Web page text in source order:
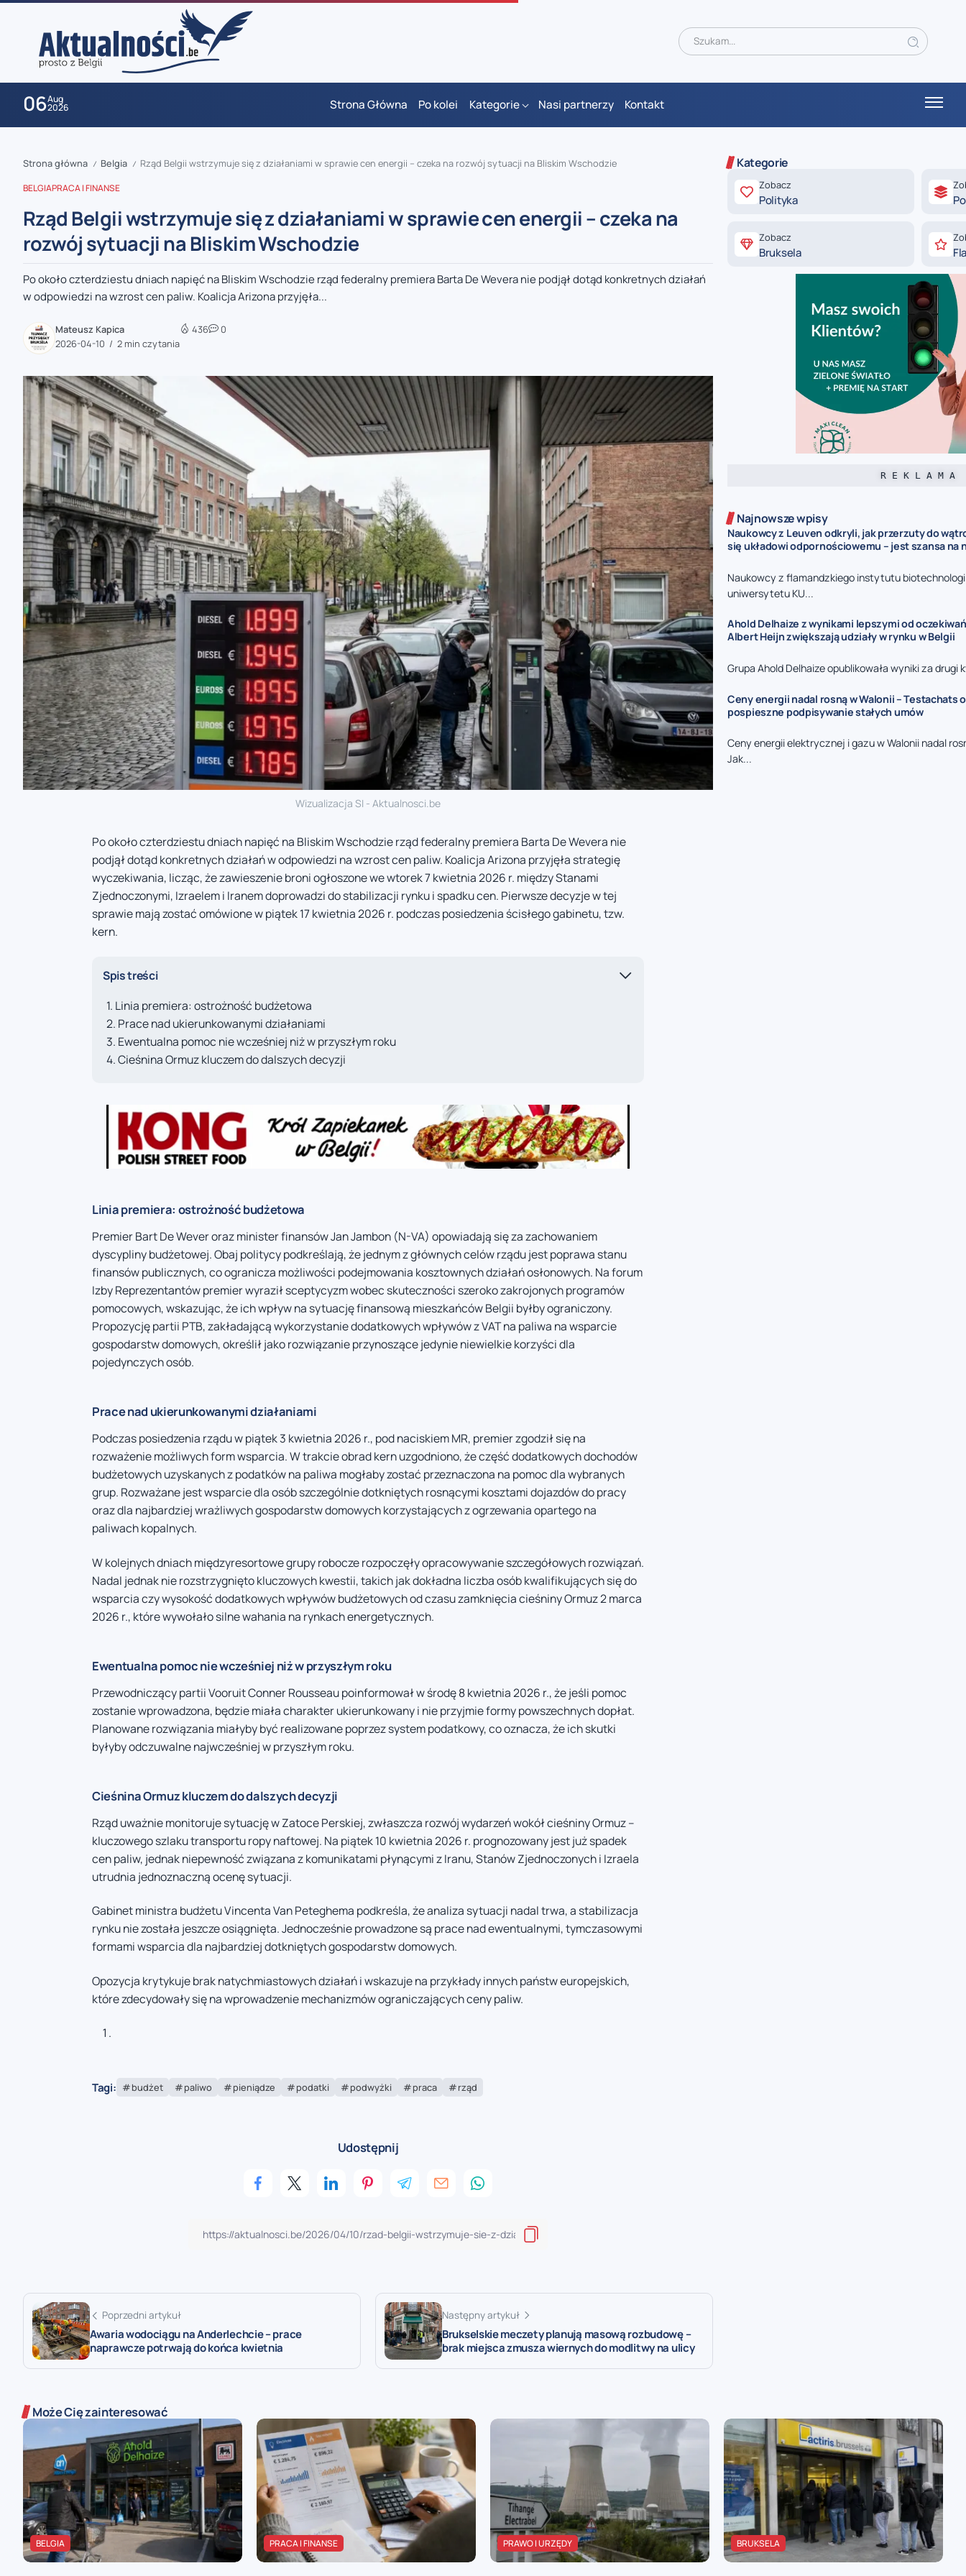
06Aug
2026 Strona Główna Po kolei Kategorie Nasi partnerzy Kontakt
zaobserwuj nas
zaobserwuj nas
zaobserwuj nas
zaobserwuj nas
zaobserwuj nas
Strona główna / Belgia / Rząd Belgii wstrzymuje się z działaniami w sprawie cen energii – czeka na rozwój sytuacji na Bliskim Wschodzie
BELGIAPRACA I FINANSE
Rząd Belgii wstrzymuje się z działaniami w sprawie cen energii – czeka na
rozwój sytuacji na Bliskim Wschodzie
Po około czterdziestu dniach napięć na Bliskim Wschodzie rząd federalny premiera Barta De Wevera nie podjął dotąd konkretnych działań
w odpowiedzi na wzrost cen paliw. Koalicja Arizona przyjęła...
Mateusz Kapica
2026-04-10
2 min czytania
436 0
Wizualizacja SI - Aktualnosci.be
Po około czterdziestu dniach napięć na Bliskim Wschodzie rząd federalny premiera Barta De Wevera nie
podjął dotąd konkretnych działań w odpowiedzi na wzrost cen paliw. Koalicja Arizona przyjęła strategię
wyczekiwania, licząc, że zawieszenie broni ogłoszone we wtorek 7 kwietnia 2026 r. między Stanami
Zjednoczonymi, Izraelem i Iranem doprowadzi do stabilizacji rynku i spadku cen. Pierwsze decyzje w tej
sprawie mają zostać omówione w piątek 17 kwietnia 2026 r. podczas posiedzenia ścisłego gabinetu, tzw.
kern.
Spis treści
Linia premiera: ostrożność budżetowa
Prace nad ukierunkowanymi działaniami
Ewentualna pomoc nie wcześniej niż w przyszłym roku
Cieśnina Ormuz kluczem do dalszych decyzji
Linia premiera: ostrożność budżetowa
Premier Bart De Wever oraz minister finansów Jan Jambon (N-VA) opowiadają się za zachowaniem
dyscypliny budżetowej. Obaj politycy podkreślają, że jednym z głównych celów rządu jest poprawa stanu
finansów publicznych, co ogranicza możliwości podejmowania kosztownych działań osłonowych. Na forum
Izby Reprezentantów premier wyraził sceptycyzm wobec skuteczności szeroko zakrojonych programów
pomocowych, wskazując, że ich wpływ na sytuację finansową mieszkańców Belgii byłby ograniczony.
Propozycję partii PTB, zakładającą wykorzystanie dodatkowych wpływów z VAT na paliwa na wsparcie
gospodarstw domowych, określił jako rozwiązanie przynoszące jedynie niewielkie korzyści dla
pojedynczych osób.
Prace nad ukierunkowanymi działaniami
Podczas posiedzenia rządu w piątek 3 kwietnia 2026 r., pod naciskiem MR, premier zgodził się na
rozważenie możliwych form wsparcia. W trakcie obrad kern uzgodniono, że część dodatkowych dochodów
budżetowych uzyskanych z podatków na paliwa mogłaby zostać przeznaczona na pomoc dla wybranych
grup. Rozważane jest wsparcie dla osób szczególnie dotkniętych rosnącymi kosztami dojazdów do pracy
oraz dla najbardziej wrażliwych gospodarstw domowych korzystających z ogrzewania opartego na
paliwach kopalnych.
W kolejnych dniach międzyresortowe grupy robocze rozpoczęły opracowywanie szczegółowych rozwiązań.
Nadal jednak nie rozstrzygnięto kluczowych kwestii, takich jak dokładna liczba osób kwalifikujących się do
wsparcia czy wysokość dodatkowych wpływów budżetowych od czasu zamknięcia cieśniny Ormuz 2 marca
2026 r., które wywołało silne wahania na rynkach energetycznych.
Ewentualna pomoc nie wcześniej niż w przyszłym roku
Przewodniczący partii Vooruit Conner Rousseau poinformował w środę 8 kwietnia 2026 r., że jeśli pomoc
zostanie wprowadzona, będzie miała charakter ukierunkowany i nie przyjmie formy powszechnych dopłat.
Planowane rozwiązania miałyby być realizowane poprzez system podatkowy, co oznacza, że ich skutki
byłyby odczuwalne najwcześniej w przyszłym roku.
Cieśnina Ormuz kluczem do dalszych decyzji
Rząd uważnie monitoruje sytuację w Zatoce Perskiej, zwłaszcza rozwój wydarzeń wokół cieśniny Ormuz –
kluczowego szlaku transportu ropy naftowej. Na piątek 10 kwietnia 2026 r. prognozowany jest już spadek
cen paliw, jednak niepewność związana z komunikatami płynącymi z Iranu, Stanów Zjednoczonych i Izraela
utrudnia jednoznaczną ocenę sytuacji.
Gabinet ministra budżetu Vincenta Van Peteghema podkreśla, że analiza sytuacji nadal trwa, a stabilizacja
rynku nie została jeszcze osiągnięta. Jednocześnie prowadzone są prace nad ewentualnymi, tymczasowymi
formami wsparcia dla najbardziej dotkniętych gospodarstw domowych.
Opozycja krytykuje brak natychmiastowych działań i wskazuje na przykłady innych państw europejskich,
które zdecydowały się na wprowadzenie mechanizmów ograniczających ceny paliw.
Tagi: budżet paliwo pieniądze podatki podwyżki praca rząd
Udostępnij
Poprzedni artykuł
Awaria wodociągu na Anderlechcie – prace
naprawcze potrwają do końca kwietnia
Następny artykuł
Brukselskie meczety planują masową rozbudowę –
brak miejsca zmusza wiernych do modlitwy na ulicy
Kategorie
Zobacz
Polityka
Zobacz
Bruksela
R E K L A M A
Najnowsze wpisy
Naukowcy z Leuven odkryli, jak przerzuty do
się układowi odpornościowemu – jest szansa na
Naukowcy z flamandzkiego instytutu
uniwersytetu KU...
Ahold Delhaize z wynikami lepszymi od
Albert Heijn zwiększają udziały w rynku w Belgii
Grupa Ahold Delhaize opublikowała wyniki za drugi
Ceny energii nadal rosną w Walonii – Testachats
pospieszne podpisywanie stałych umów
Ceny energii elektrycznej i gazu w Walonii nadal
Jak...
Może Cię zainteresować
BELGIA PRACA I FINANSE PRAWO I URZĘDY BRUKSELA